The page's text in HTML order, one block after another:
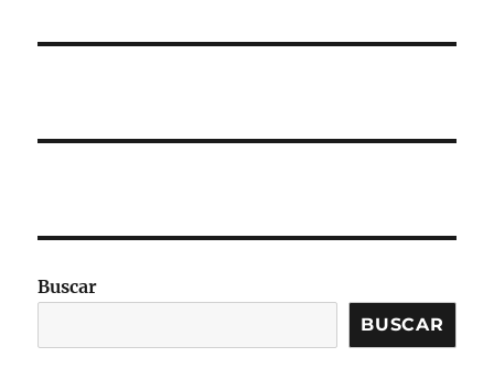
Buscar
BUSCAR